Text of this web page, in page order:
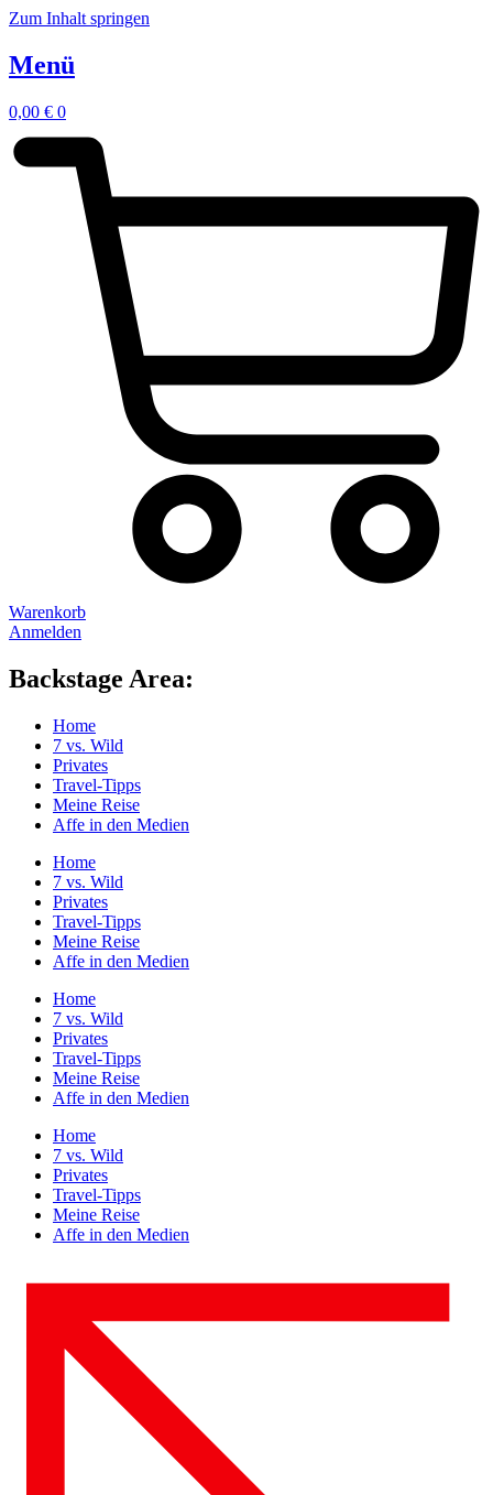
Zum Inhalt springen
Menü
0,00 € 0
Warenkorb
Anmelden
Backstage Area:
Home
7 vs. Wild
Privates
Travel-Tipps
Meine Reise
Affe in den Medien
Home
7 vs. Wild
Privates
Travel-Tipps
Meine Reise
Affe in den Medien
Home
7 vs. Wild
Privates
Travel-Tipps
Meine Reise
Affe in den Medien
Home
7 vs. Wild
Privates
Travel-Tipps
Meine Reise
Affe in den Medien